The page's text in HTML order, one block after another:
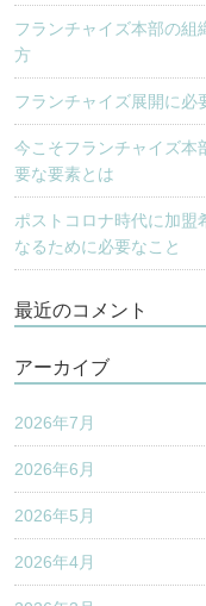
ン
フランチャイズ本部の組
方
フランチャイズ展開に必
今こそフランチャイズ本
要な要素とは
ポストコロナ時代に加盟
なるために必要なこと
最近のコメント
アーカイブ
2026年7月
2026年6月
2026年5月
2026年4月